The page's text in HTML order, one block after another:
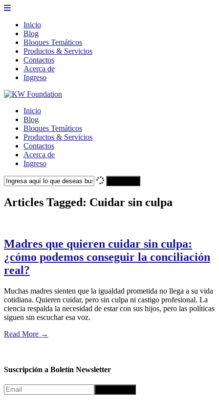
Inicio
Blog
Bloques Temáticos
Productos & Servicios
Contactos
Acerca de
Ingreso
Inicio
Blog
Bloques Temáticos
Productos & Servicios
Contactos
Acerca de
Ingreso
Articles Tagged: Cuidar sin culpa
Madres que quieren cuidar sin culpa:
¿cómo podemos conseguir la conciliación
real?
Muchas madres sienten que la igualdad prometida no llega a su vida
cotidiana. Quieren cuidar, pero sin culpa ni castigo profesional. La
ciencia respalda la necesidad de estar con sus hijos, pero las políticas
siguen sin escuchar esa voz.
Read More →
Suscripción a Boletín Newsletter